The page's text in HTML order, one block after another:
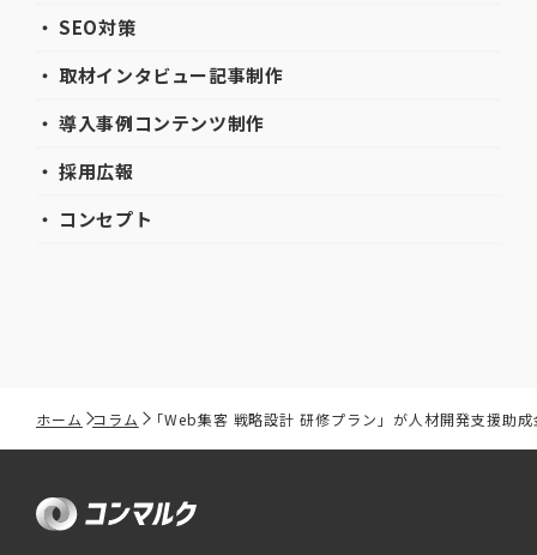
・ SEO対策
・ 取材インタビュー記事制作
・ 導入事例コンテンツ制作
・ 採用広報
・ コンセプト
ホーム コラム 「Web集客 戦略設計 研修プラン」が人材開発支援助